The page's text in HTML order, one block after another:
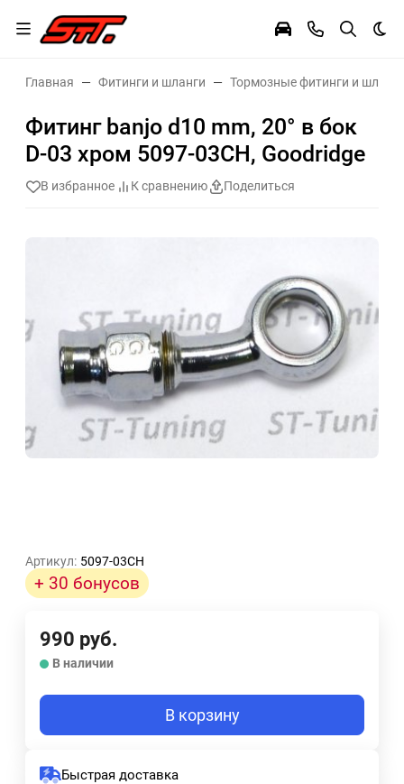
Главная Фитинги и шланги Тормозные фитинги и
Фитинг banjo d10 mm, 20° в бок
D-03 хром 5097-03CH, Goodridge
В избранное К сравнению Поделиться
Артикул: 5097-03CH
+ 30 бонусов
990 руб.
В наличии
В корзину
Быстрая доставка